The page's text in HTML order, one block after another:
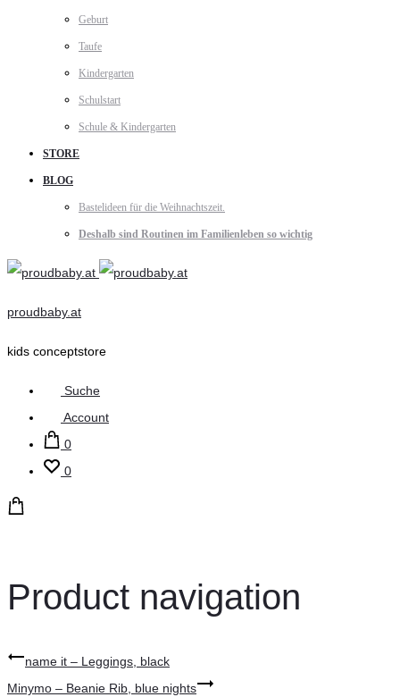
Geburt
Taufe
Kindergarten
Schulstart
Schule & Kindergarten
STORE
BLOG
Bastelideen für die Weihnachtszeit.
Deshalb sind Routinen im Familienleben so wichtig
proudbaby.at
kids conceptstore
Suche
Account
0
0
Product navigation
name it – Leggings, black
Minymo – Beanie Rib, blue nights